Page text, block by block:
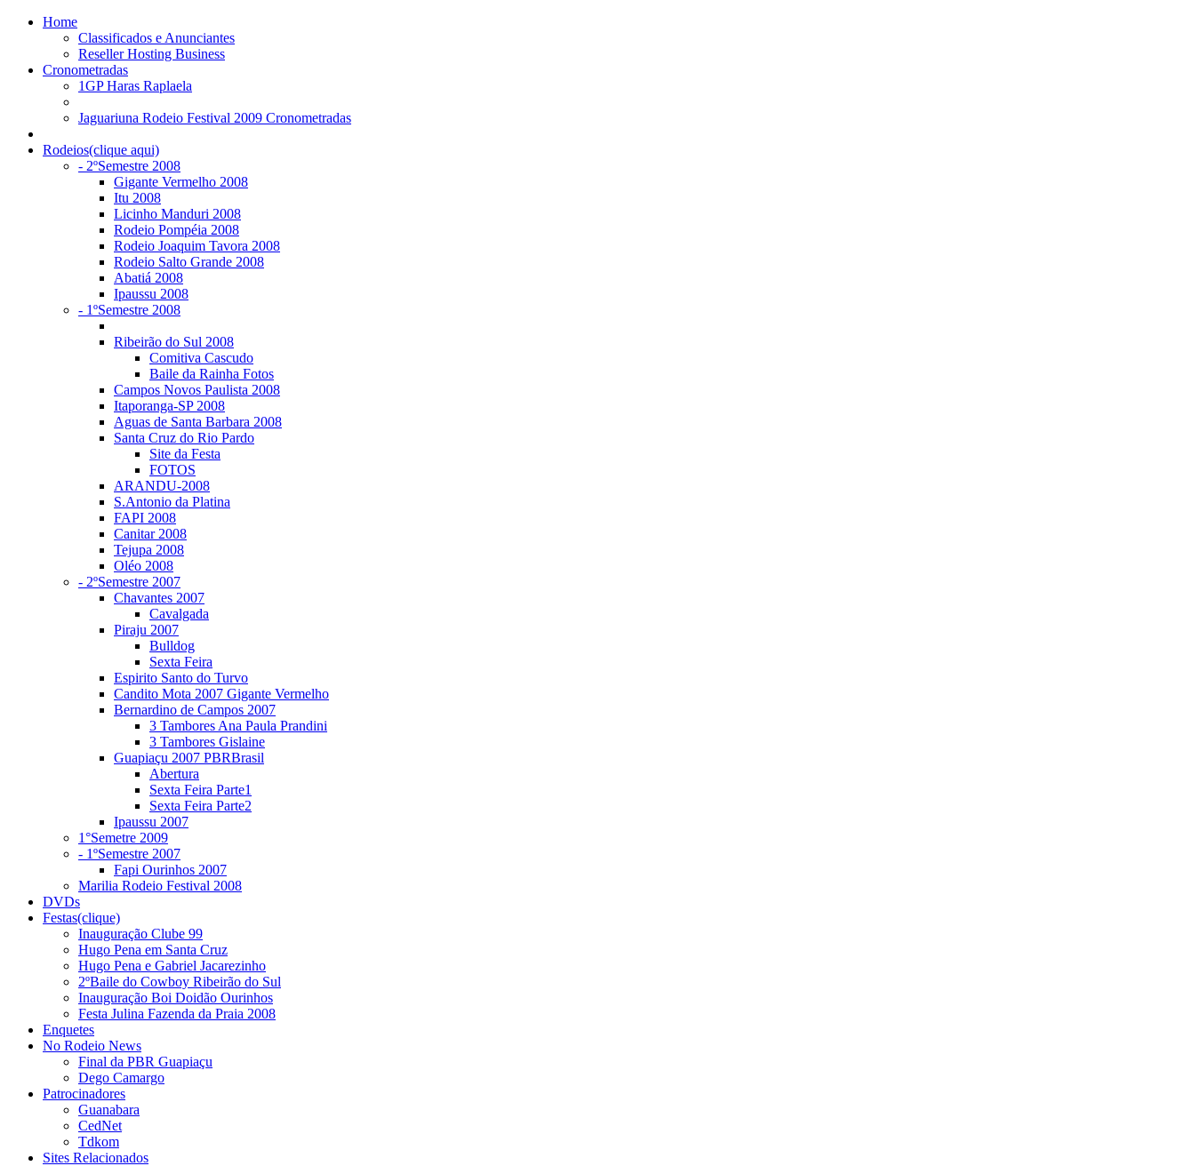
Home
Classificados e Anunciantes
Reseller Hosting Business
Cronometradas
1GP Haras Raplaela
Jaguariuna Rodeio Festival 2009 Cronometradas
Rodeios(clique aqui)
- 2ºSemestre 2008
Gigante Vermelho 2008
Itu 2008
Licinho Manduri 2008
Rodeio Pompéia 2008
Rodeio Joaquim Tavora 2008
Rodeio Salto Grande 2008
Abatiá 2008
Ipaussu 2008
- 1ºSemestre 2008
Ribeirão do Sul 2008
Comitiva Cascudo
Baile da Rainha Fotos
Campos Novos Paulista 2008
Itaporanga-SP 2008
Aguas de Santa Barbara 2008
Santa Cruz do Rio Pardo
Site da Festa
FOTOS
ARANDU-2008
S.Antonio da Platina
FAPI 2008
Canitar 2008
Tejupa 2008
Oléo 2008
- 2ºSemestre 2007
Chavantes 2007
Cavalgada
Piraju 2007
Bulldog
Sexta Feira
Espirito Santo do Turvo
Candito Mota 2007 Gigante Vermelho
Bernardino de Campos 2007
3 Tambores Ana Paula Prandini
3 Tambores Gislaine
Guapiaçu 2007 PBRBrasil
Abertura
Sexta Feira Parte1
Sexta Feira Parte2
Ipaussu 2007
1°Semetre 2009
- 1ºSemestre 2007
Fapi Ourinhos 2007
Marilia Rodeio Festival 2008
DVDs
Festas(clique)
Inauguração Clube 99
Hugo Pena em Santa Cruz
Hugo Pena e Gabriel Jacarezinho
2ºBaile do Cowboy Ribeirão do Sul
Inauguração Boi Doidão Ourinhos
Festa Julina Fazenda da Praia 2008
Enquetes
No Rodeio News
Final da PBR Guapiaçu
Dego Camargo
Patrocinadores
Guanabara
CedNet
Tdkom
Sites Relacionados